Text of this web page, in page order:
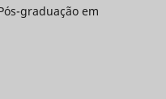
graduação em